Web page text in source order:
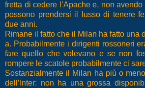
fretta di cedere l’Apache e, non
possono prendersi il lusso di tenere
due anni.
Rimane il fatto che il Milan ha fatto una
a. Probabilmente i dirigenti rossoneri
fare quello che volevano e se non
rompere le scatole probabilmente ci
Sostanzialmente il Milan ha più o
dell’Inter: non ha una grossa